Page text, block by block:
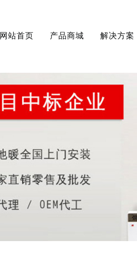
网站首页 产品商城 解决方案